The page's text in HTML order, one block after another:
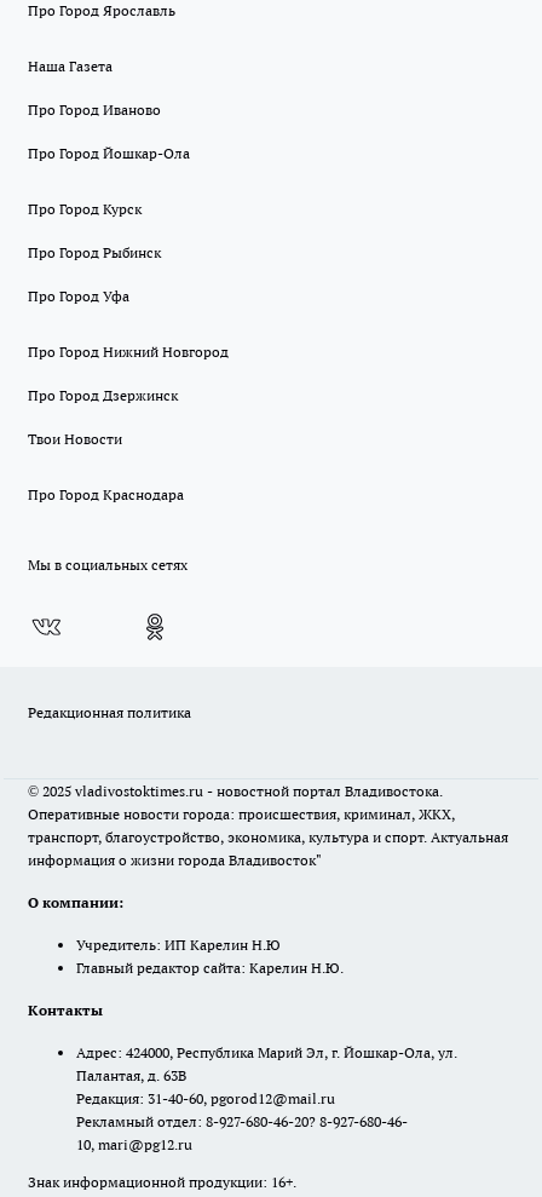
Про Город Ярославль
Наша Газета
Про Город Иваново
Про Город Йошкар-Ола
Про Город Курск
Про Город Рыбинск
Про Город Уфа
Про Город Нижний Новгород
Про Город Дзержинск
Твои Новости
Про Город Краснодара
Мы в социальных сетях
Редакционная политика
© 2025 vladivostoktimes.ru - новостной портал Владивостока.
Оперативные новости города: происшествия, криминал, ЖКХ,
транспорт, благоустройство, экономика, культура и спорт. Актуальная
информация о жизни города Владивосток"
О компании:
Учредитель: ИП Карелин Н.Ю
Главный редактор сайта: Карелин Н.Ю.
Контакты
Адрес: 424000, Республика Марий Эл, г. Йошкар-Ола, ул.
Палантая, д. 63В
Редакция: 31-40-60, pgorod12@mail.ru
Рекламный отдел: 8-927-680-46-20? 8-927-680-46-
10, mari@pg12.ru
Знак информационной продукции: 16+.